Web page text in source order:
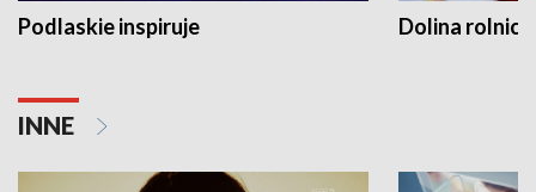
Podlaskie inspiruje Dolina
INNE